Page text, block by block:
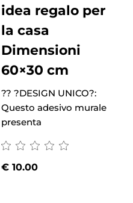
idea regalo per
la casa
Dimensioni
60×30 cm
?? ?DESIGN UNICO?:
Questo adesivo murale
presenta
€ 10.00